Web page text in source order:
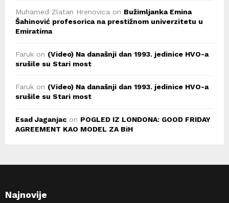
Muhamed Zlatan Hrenovica on Bužimljanka Emina
Šahinović profesorica na prestižnom univerzitetu u
Emiratima
Faruk on (Video) Na današnji dan 1993. jedinice HVO-a
srušile su Stari most
Faruk on (Video) Na današnji dan 1993. jedinice HVO-a
srušile su Stari most
Esad Jaganjac on POGLED IZ LONDONA: GOOD FRIDAY
AGREEMENT KAO MODEL ZA BiH
Najnovije